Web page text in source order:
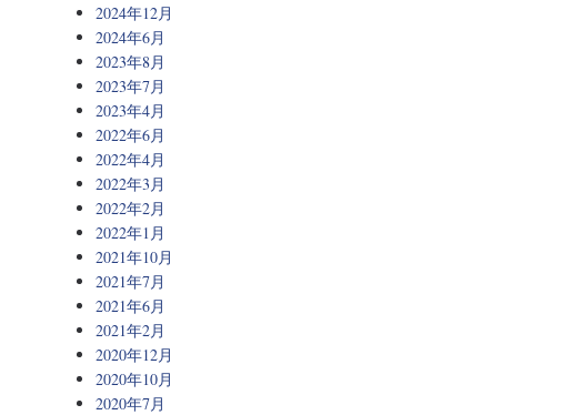
2024年12月
2024年6月
2023年8月
2023年7月
2023年4月
2022年6月
2022年4月
2022年3月
2022年2月
2022年1月
2021年10月
2021年7月
2021年6月
2021年2月
2020年12月
2020年10月
2020年7月